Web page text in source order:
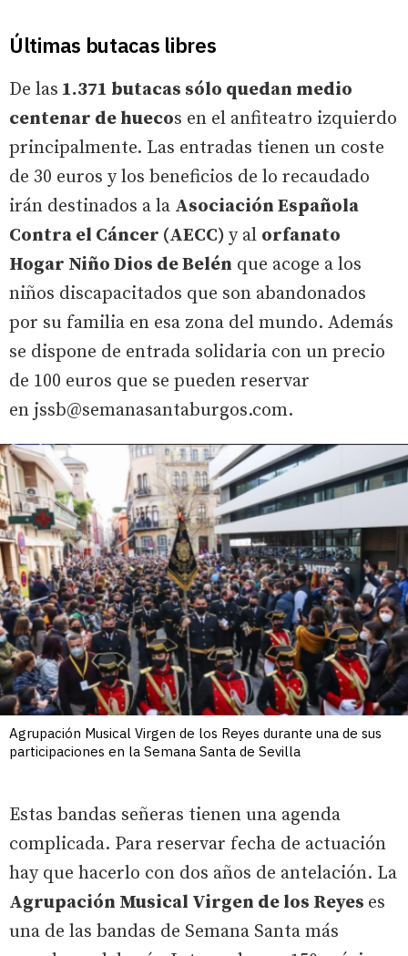
Últimas butacas libres
De las 1.371 butacas sólo quedan medio
centenar de huecos en el anfiteatro izquierdo
principalmente. Las entradas tienen un coste
de 30 euros y los beneficios de lo recaudado
irán destinados a la Asociación Española
Contra el Cáncer (AECC) y al orfanato
Hogar Niño Dios de Belén que acoge a los
niños discapacitados que son abandonados
por su familia en esa zona del mundo. Además
se dispone de entrada solidaria con un precio
de 100 euros que se pueden reservar
en jssb@semanasantaburgos.com.
Agrupación Musical Virgen de los Reyes durante una de sus
participaciones en la Semana Santa de Sevilla
Estas bandas señeras tienen una agenda
complicada. Para reservar fecha de actuación
hay que hacerlo con dos años de antelación. La
Agrupación Musical Virgen de los Reyes es
una de las bandas de Semana Santa más